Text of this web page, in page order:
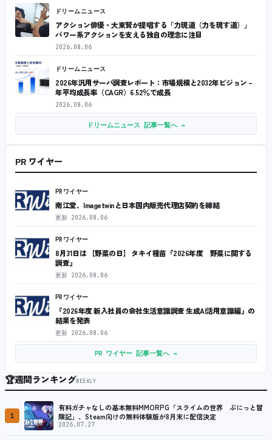
ドリームニュース
アクション俳優・大東賢が提唱する「力現道（力を現す道）」
パワー系アクションを支える独自の理念に注目
2026.08.06
ドリームニュース
2026年汎用サーバ調査レポート：市場規模と2032年ビジョン –
年平均成長率（CAGR）6.52％で成長
2026.08.06
ドリームニュース 記事一覧へ →
PR ワイヤー
PRワイヤー
南江堂、Imagetwinと日本国内販売代理店契約を締結
更新 2026.08.06
PRワイヤー
8月31日は 【野菜の日】 タキイ種苗『2026年度 野菜に関する
調査』
更新 2026.08.06
PRワイヤー
『2026年度 新入社員の会社生活意識調査 生成AI活用意識編』の
結果を発表
更新 2026.08.06
PR ワイヤー 記事一覧へ →
🏆週間ランキングWEEKLY
1
有料ガチャなしの基本無料MMORPG「スライムの世界 ぷにっと冒
険記」、Steam向けの無料体験版が8月末に配信決定
2026.07.27